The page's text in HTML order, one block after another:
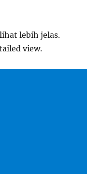
lebih jelas.
view.